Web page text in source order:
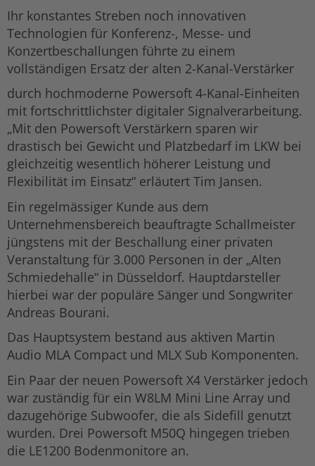
Ihr konstantes Streben noch innovativen
Technologien für Konferenz-, Messe- und
Konzertbeschallungen führte zu einem
vollständigen Ersatz der alten 2-Kanal-Verstärker
durch hochmoderne Powersoft 4-Kanal-Einheiten
mit fortschrittlichster digitaler Signalverarbeitung.
„Mit den Powersoft Verstärkern sparen wir
drastisch bei Gewicht und Platzbedarf im LKW bei
gleichzeitig wesentlich höherer Leistung und
Flexibilität im Einsatz“ erläutert Tim Jansen.
Ein regelmässiger Kunde aus dem
Unternehmensbereich beauftragte Schallmeister
jüngstens mit der Beschallung einer privaten
Veranstaltung für 3.000 Personen in der „Alten
Schmiedehalle“ in Düsseldorf. Hauptdarsteller
hierbei war der populäre Sänger und Songwriter
Andreas Bourani.
Das Hauptsystem bestand aus aktiven Martin
Audio MLA Compact und MLX Sub Komponenten.
Ein Paar der neuen Powersoft X4 Verstärker jedoch
war zuständig für ein W8LM Mini Line Array und
dazugehörige Subwoofer, die als Sidefill genutzt
wurden. Drei Powersoft M50Q hingegen trieben
die LE1200 Bodenmonitore an.